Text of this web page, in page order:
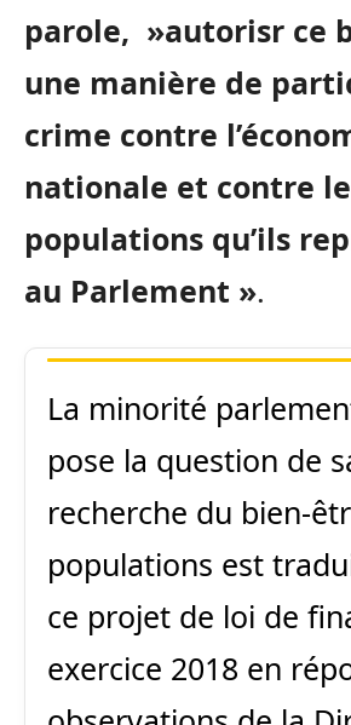
parole, »autorisr ce
une manière de
crime contre
nationale et contre
populations qu’ils
au Parlement ».
La minorité
pose la question de
recherche du bien-
populations est
ce projet de loi de
exercice 2018 en